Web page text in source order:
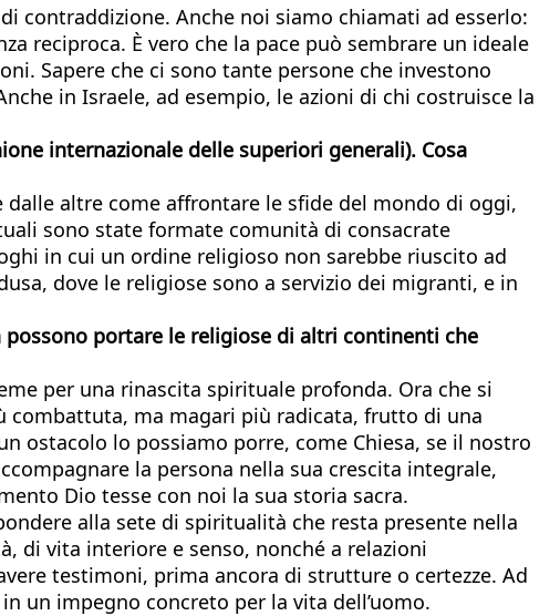
contraddizione. Anche noi siamo chiamati ad esserlo:
reciproca. È vero che la pace può sembrare un ideale
Sapere che ci sono tante persone che investono
in Israele, ad esempio, le azioni di chi costruisce la
internazionale delle superiori generali). Cosa
altre come affrontare le sfide del mondo di oggi,
sono state formate comunità di consacrate
in cui un ordine religioso non sarebbe riuscito ad
dove le religiose sono a servizio dei migranti, e in
possono portare le religiose di altri continenti che
per una rinascita spirituale profonda. Ora che si
combattuta, ma magari più radicata, frutto di una
ostacolo lo possiamo porre, come Chiesa, se il nostro
la persona nella sua crescita integrale,
Dio tesse con noi la sua storia sacra.
alla sete di spiritualità che resta presente nella
di vita interiore e senso, nonché a relazioni
testimoni, prima ancora di strutture o certezze. Ad
un impegno concreto per la vita dell’uomo.